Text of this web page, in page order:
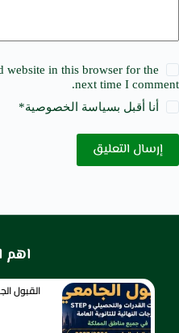
website in this browser for the
next time I comment.
أنا أقبل بسياسة الخصوصية*
إرسال التعليق
اهم
القبول